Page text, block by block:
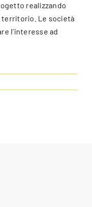
realizzando
territorio. Le società
l’interesse ad